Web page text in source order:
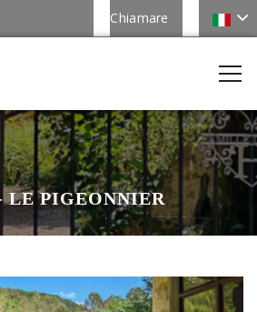
Chiamare
LE PIGEONNIER